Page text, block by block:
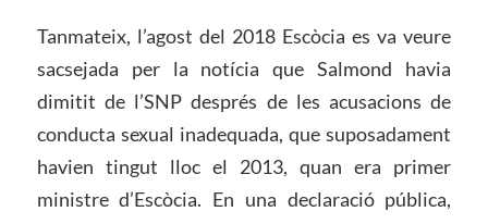
Tanmateix, l’agost del 2018 Escòcia es va veure
sacsejada per la notícia que Salmond havia
dimitit de l’SNP després de les acusacions de
conducta sexual inadequada, que suposadament
havien tingut lloc el 2013, quan era primer
ministre d’Escòcia. En una declaració pública,